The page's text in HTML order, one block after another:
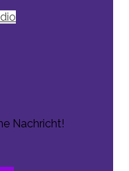
Nachricht!